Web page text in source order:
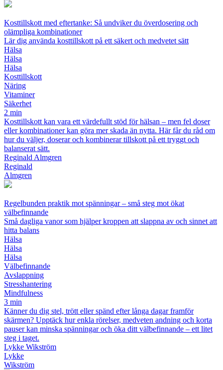
Kosttillskott med eftertanke: Så undviker du överdosering och
olämpliga kombinationer
Lär dig använda kosttillskott på ett säkert och medvetet sätt
Hälsa
Hälsa
Hälsa
Kosttillskott
Näring
Vitaminer
Säkerhet
2 min
Kosttillskott kan vara ett värdefullt stöd för hälsan – men fel doser
eller kombinationer kan göra mer skada än nytta. Här får du råd om
hur du väljer, doserar och kombinerar tillskott på ett tryggt och
balanserat sätt.
Reginald Almgren
Reginald
Almgren
Regelbunden praktik mot spänningar – små steg mot ökat
välbefinnande
Små dagliga vanor som hjälper kroppen att slappna av och sinnet att
hitta balans
Hälsa
Hälsa
Hälsa
Välbefinnande
Avslappning
Stresshantering
Mindfulness
3 min
Känner du dig stel, trött eller spänd efter långa dagar framför
skärmen? Upptäck hur enkla rörelser, medveten andning och korta
pauser kan minska spänningar och öka ditt välbefinnande – ett litet
steg i taget.
Lykke Wikström
Lykke
Wikström